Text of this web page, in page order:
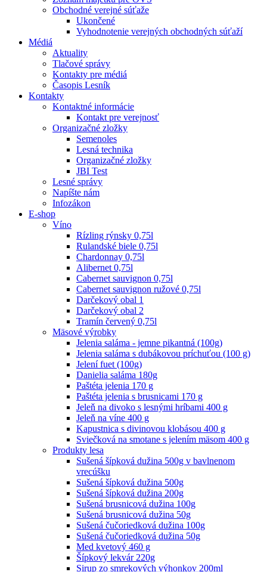
Obchodné verejné súťaže
Ukončené
Vyhodnotenie verejných obchodných súťaží
Médiá
Aktuality
Tlačové správy
Kontakty pre médiá
Časopis Lesník
Kontakty
Kontaktné informácie
Kontakt pre verejnosť
Organizačné zložky
Semenoles
Lesná technika
Organizačné zložky
JBI Test
Lesné správy
Napíšte nám
Infozákon
E-shop
Víno
Rízling rýnsky 0,75l
Rulandské biele 0,75l
Chardonnay 0,75l
Alibernet 0,75l
Cabernet sauvignon 0,75l
Cabernet sauvignon ružové 0,75l
Darčekový obal 1
Darčekový obal 2
Tramín červený 0,75l
Mäsové výrobky
Jelenia saláma - jemne pikantná (100g)
Jelenia saláma s dubákovou príchuťou (100 g)
Jelení fuet (100g)
Danielia saláma 180g
Paštéta jelenia 170 g
Paštéta jelenia s brusnicami 170 g
Jeleň na divoko s lesnými hríbami 400 g
Jeleň na víne 400 g
Kapustnica s divinovou klobásou 400 g
Sviečková na smotane s jelením mäsom 400 g
Produkty lesa
Sušená šípková dužina 500g v bavlnenom
vrecúšku
Sušená šípková dužina 500g
Sušená šípková dužina 200g
Sušená brusnicová dužina 100g
Sušená brusnicová dužina 50g
Sušená čučoriedková dužina 100g
Sušená čučoriedková dužina 50g
Med kvetový 460 g
Šípkový lekvár 220g
Sirup zo smrekových výhonkov 200ml